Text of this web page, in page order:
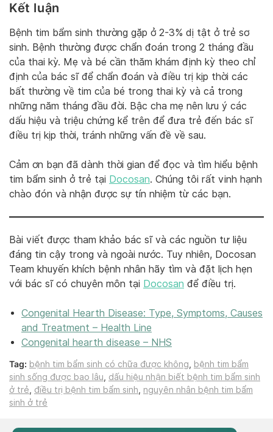
Kết luận
Bệnh tim bẩm sinh thường gặp ở 2-3% dị tật ở trẻ sơ
sinh. Bệnh thường được chẩn đoán trong 2 tháng đầu
của thai kỳ. Mẹ và bé cần thăm khám định kỳ theo chỉ
định của bác sĩ để chẩn đoán và điều trị kịp thời các
bất thường về tim của bé trong thai kỳ và cả trong
những năm tháng đầu đời. Bậc cha mẹ nên lưu ý các
dấu hiệu và triệu chứng kể trên để đưa trẻ đến bác sĩ
điều trị kịp thời, tránh những vấn đề về sau.
Cảm ơn bạn đã dành thời gian để đọc và tìm hiểu bệnh
tim bẩm sinh ở trẻ tại Docosan. Chúng tôi rất vinh hạnh
chào đón và nhận được sự tín nhiệm từ các bạn.
Bài viết được tham khảo bác sĩ và các nguồn tư liệu
đáng tin cậy trong và ngoài nước. Tuy nhiên, Docosan
Team khuyến khích bệnh nhân hãy tìm và đặt lịch hẹn
với bác sĩ có chuyên môn tại Docosan để điều trị.
Congenital Hearth Disease: Type, Symptoms, Causes
and Treatment – Health Line
Congenital hearth disease – NHS
Tag: bệnh tim bẩm sinh có chữa được không
bệnh tim bẩm
sinh sống được bao lâu
dấu hiệu nhận biết bệnh tim bẩm sinh
ở trẻ
điều trị bệnh tim bẩm sinh
nguyên nhân bệnh tim bẩm
sinh ở trẻ